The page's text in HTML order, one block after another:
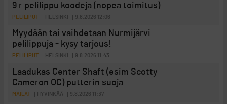
9 r pelilippu koodeja (nopea toimitus)
PELILIPUT HELSINKI 9.8.2026 12:06
Myydään tai vaihdetaan Nurmijärvi
pelilippuja - kysy tarjous!
PELILIPUT HELSINKI 9.8.2026 11:43
Laadukas Center Shaft (esim Scotty
Cameron OC) putterin suoja
MAILAT HYVINKÄÄ 9.8.2026 11:37